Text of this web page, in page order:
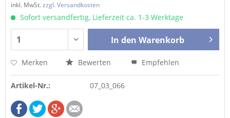
inkl. MwSt.zzgl. Versandkosten
Sofort versandfertig, Lieferzeit ca. 1-3 Werktage
In den Warenkorb
Merken Bewerten Empfehlen
Artikel-Nr.: 07_03_066